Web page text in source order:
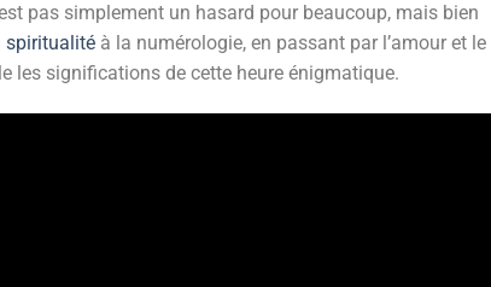
pas simplement un hasard pour beaucoup, mais bien
spiritualité à la numérologie, en passant par l’amour et le
les significations de cette heure énigmatique.